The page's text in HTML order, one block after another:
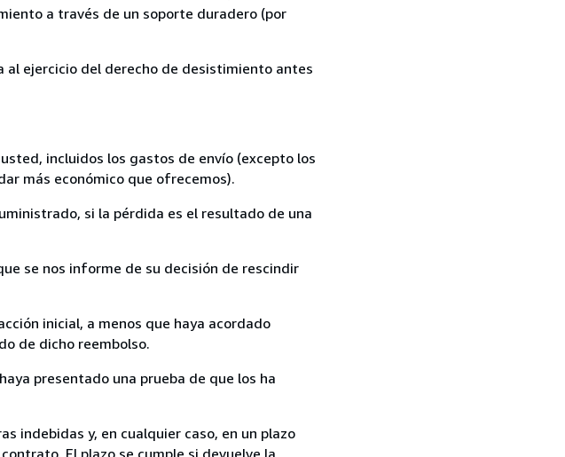
a través de un soporte duradero (por
al ejercicio del derecho de desistimiento antes
incluidos los gastos de envío (excepto los
más económico que ofrecemos).
si la pérdida es el resultado de una
se nos informe de su decisión de rescindir
inicial, a menos que haya acordado
de dicho reembolso.
presentado una prueba de que los ha
indebidas y, en cualquier caso, en un plazo
El plazo se cumple si devuelve la